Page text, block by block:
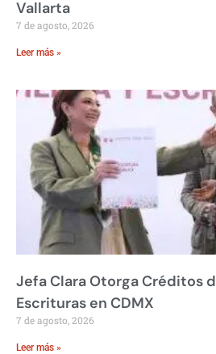
Vallarta
7 de agosto, 2026
Leer más »
Jefa Clara Otorga Créditos
Escrituras en CDMX
7 de agosto, 2026
Leer más »